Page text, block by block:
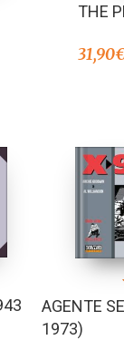
THE
31,90
AGENTE
1973)